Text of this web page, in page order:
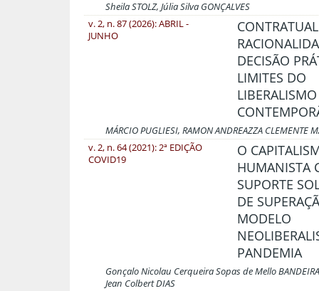
Sheila STOLZ, Júlia Silva GONÇALVES
v. 2, n. 87 (2026): ABRIL -
JUNHO
DECISÃO
LIMITES DO
LIBERALISMO
MÁRCIO PUGLIESI, RAMON ANDREAZZA CLEMENTE
v. 2, n. 64 (2021): 2ª EDIÇÃO
COVID19
O
HUMANISTA
SUPORTE
DE
MODELO
PANDEMIA
Gonçalo Nicolau Cerqueira Sopas de Mello
Jean Colbert DIAS